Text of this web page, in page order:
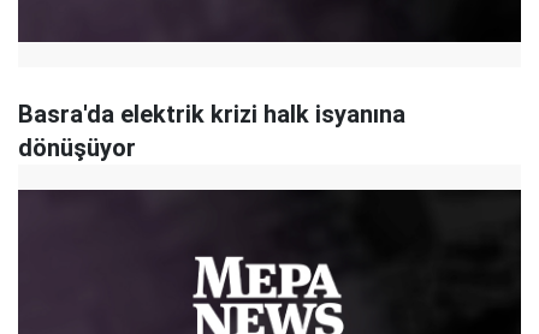
Basra'da elektrik krizi halk isyanına
dönüşüyor